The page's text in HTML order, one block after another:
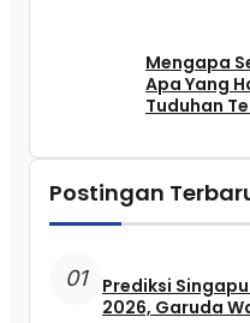
Mengapa
Apa Yang
Tuduhan
Postingan
01
Prediksi
2026, Garuda